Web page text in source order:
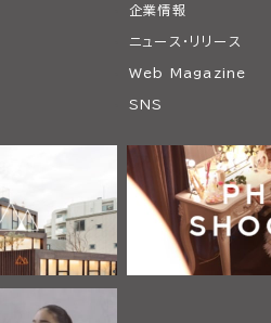
企業情報
ニュース・リリース
Web Magazine
SNS